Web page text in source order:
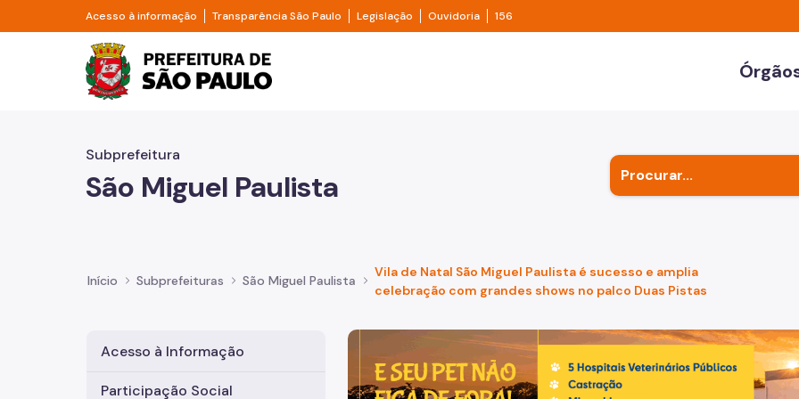
Pular para o Conteúdo principal
Acesso à informação Divisor de acesso à informação
Transparência São Paulo Divisor de transparência São Paulo
Legislação Legislação
Ouvidoria Ouvidoria
156
Prefeitura de São Paulo
Subprefeitura
São Miguel Paulista
Início Subprefeituras São Miguel Paulista
Vila de Natal São Miguel Paulista é sucesso e amplia
celebração com grandes shows no palco Duas Pistas
Acesso à Informação
Participação Social
Imagem de um cachorro caramelo e uma gata rajada, olhando para